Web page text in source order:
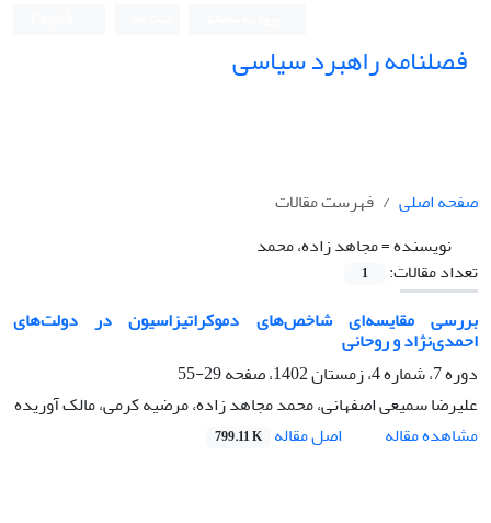
فصلنامه راهبرد سیاسی
صفحه اصلی
فهرست مقالات
نویسنده =مجاهد زاده، محمد
تعداد مقالات:
1
بررسی مقایسه‌ای شاخص‌های دموکراتیزاسیون در دولت‌های
احمدی‌نژاد و روحانی
دوره 7، شماره 4، زمستان 1402، صفحه
29-55
علیرضا سمیعی اصفهانی، محمد مجاهد زاده، مرضیه کرمی، مالک آوریده
مشاهده مقاله
اصل مقاله 799.11 K